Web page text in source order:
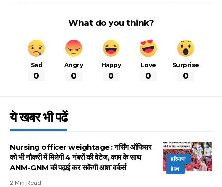
What do you think?
Sad
0
Angry
0
Happy
0
Love
0
Surprise
0
ये खबर भी पढें
हरियाणा
हेल्थ
Nursing officer weightage : नर्सिंग ऑफिसर
को भी नौकरी में मिलेगी 4 नंबरों की वेटेज, काम के साथ
ANM-GNM की पढ़ाई कर सकेंगी आशा वर्कर्स
2 Min Read